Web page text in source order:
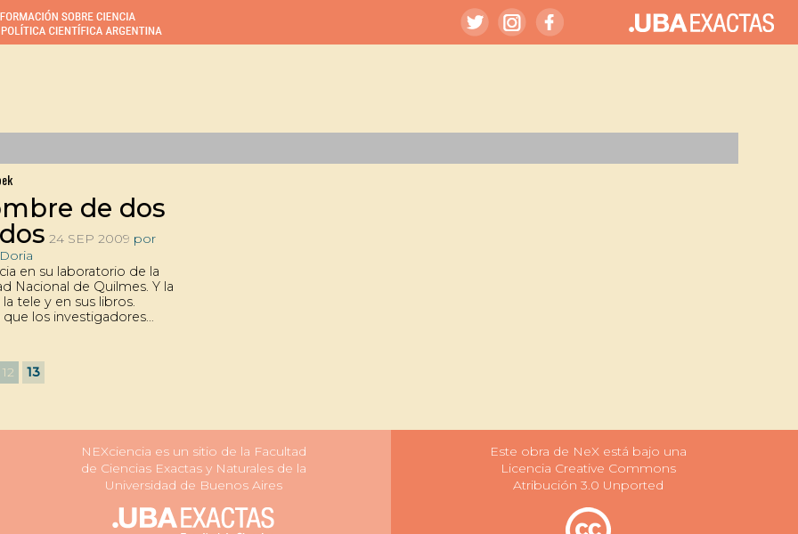
de dos
24 SEP 2009 por
en su laboratorio de la
Nacional de Quilmes. Y la
tele y en sus libros.
que los investigadores
pero no oculta el
por sus colegas
12 13
NEXciencia es un sitio de la Facultad
de Ciencias Exactas y Naturales de la
Universidad de Buenos Aires
Este obra de NeX está bajo una
Licencia Creative Commons
Atribución 3.0 Unported